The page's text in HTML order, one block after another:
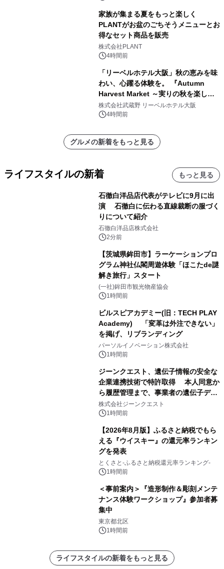
家族が集まる夏をもっと楽しく
PLANTがお盆のごちそうメニューとお
得なセット商品を販売
株式会社PLANT
4時間前
「リーベルホテル大阪」秋の恵みを味
わい、心躍る体験を。 『Autumn
Harvest Market ～実りの秋を楽しむ
ディナー&スイーツビュッフェ～』を9
月18日より開催！
株式会社武蔵野 リーベルホテル大阪
4時間前
グルメの新着をもっと見る
ライフスタイルの新着 もっと見る
石徹白洋品店代表がテレビに9月に出
演 石徹白に伝わる直線裁断の服づく
りについて紹介
石徹白洋品店株式会社
2分前
【茨城県鉾田市】ラーケーションプロ
グラム神社仏閣周遊体験「ほこたde謎
解き旅行」スタート
(一社)鉾田市観光物産協会
1時間前
ビルスピアカデミー(旧：TECH PLAY
Academy) 「変革は外注できない」
を掲げ、リブランディング
パーソルイノベーション株式会社
1時間前
ジーンクエスト、遺伝子情報の安全な
企業連携技術で特許取得 本人同意か
ら履歴管理まで、事業者の遺伝子デー
タ活用を支援
株式会社ジーンクエスト
1時間前
【2026年8月版】ふるさと納税でもら
える『ウイスキー』の還元率ランキン
グを発表
とくさと-ふるさと納税還元率ランキング-
1時間前
＜事前案内＞『造形制作＆彫刻メンテ
ナンス体験ワークショップ』参加者募
集中
東京都北区
1時間前
ライフスタイルの新着をもっと見る